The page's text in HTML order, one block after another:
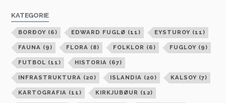
KATEGORIE
BORÐOY (6) EDWARD FUGLØ (11) EYSTUROY (11)
FAUNA (9) FLORA (8) FOLKLOR (6) FUGLOY (9)
FUTBOL (11) HISTORIA (67)
INFRASTRUKTURA (20) ISLANDIA (20) KALSOY (7)
KARTOGRAFIA (11) KIRKJUBØUR (12)